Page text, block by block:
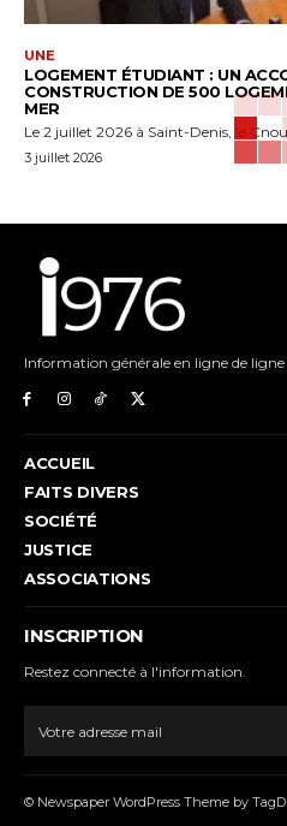
UNE
LOGEMENT ÉTUDIANT : UN
CONSTRUCTION DE 500
MER
Le 2 juillet 2026 à Saint-Denis, le
3 juillet 2026
Information générale en ligne de ligne
ACCUEIL
FAITS DIVERS
SOCIÉTÉ
JUSTICE
ASSOCIATIONS
INSCRIPTION
Restez connecté à l'information.
© Newspaper WordPress Theme by